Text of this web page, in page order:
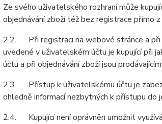
Ze svého uživatelského rozhraní může
objednávání zboží též bez registrace přímo
2.2. Při registraci na webové stránce a při
uvedené v uživatelském účtu je kupující při
účtu a při objednávání zboží jsou
2.3. Přístup k uživatelskému účtu je
ohledně informací nezbytných k přístupu do
2.4. Kupující není oprávněn umožnit